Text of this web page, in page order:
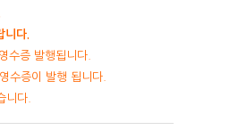
니다.
수증 발행됩니다.
수증이 발행 됩니다.
니다.